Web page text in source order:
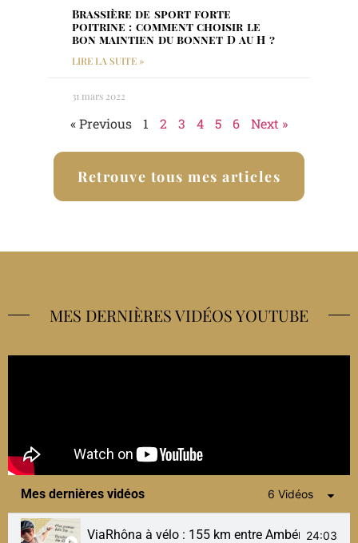
Brassière de sport forte
poitrine : comment choisir le
bon maintien du bonnet D au H ?
LIRE LA SUITE »
31 mars 2022
« Previous 1 2 3 4 5 6 Next »
Retrouve tous mes articles
MES DERNIÈRES VIDÉOS YOUTUBE
Mes dernières vidéos 6 Vidéos
ViaRhôna à vélo : 155 km entre Ambérieu et
24:03